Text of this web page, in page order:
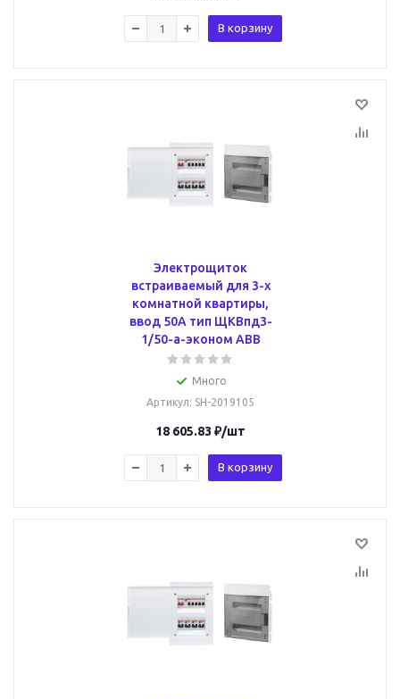
В корзину
Электрощиток
встраиваемый для 3-х
комнатной квартиры,
ввод 50А тип ЩКВпд3-
1/50-a-эконом ABB
Много
Артикул: SH-2019105
18 605.83 ₽/шт
В корзину